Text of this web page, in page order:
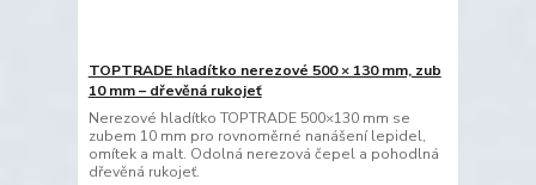
TOPTRADE hladítko nerezové 500 × 130 mm, zub
10 mm – dřevěná rukojeť
Nerezové hladítko TOPTRADE 500×130 mm se
zubem 10 mm pro rovnoměrné nanášení lepidel,
omítek a malt. Odolná nerezová čepel a pohodlná
dřevěná rukojeť.